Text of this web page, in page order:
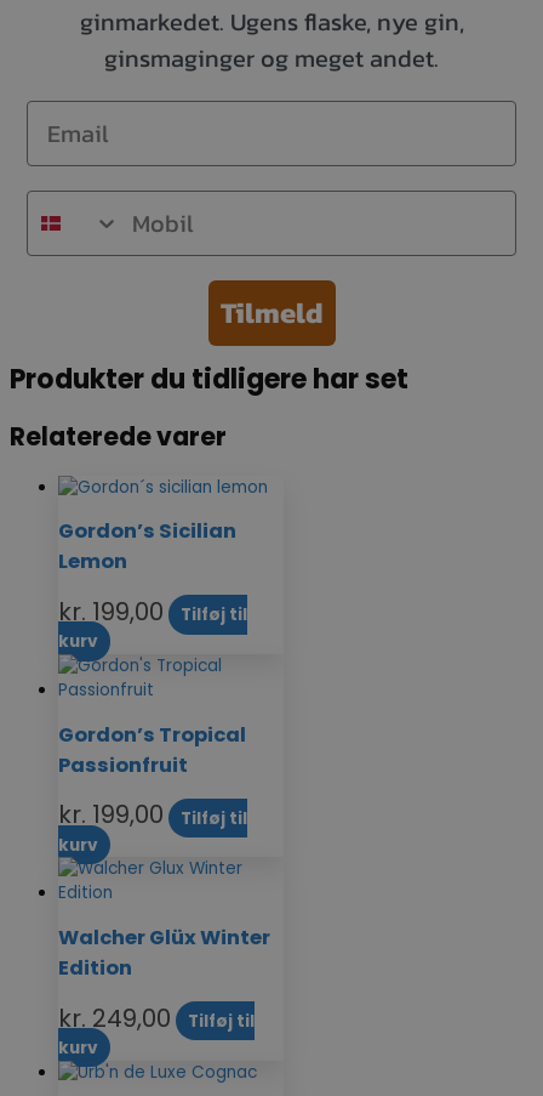
ginmarkedet. Ugens flaske, nye gin,
ginsmaginger og meget andet.
Email
Mobil
Tilmeld
Produkter du tidligere har set
Relaterede varer
Gordon’s Sicilian
Lemon
kr. 199,00
Tilføj til
kurv
Gordon’s Tropical
Passionfruit
kr. 199,00
Tilføj til
kurv
Walcher Glüx Winter
Edition
kr. 249,00
Tilføj til
kurv